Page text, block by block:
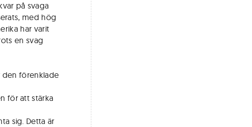
på svaga
med hög
har varit
en svag
den förenklade
för att stärka
sig. Detta är